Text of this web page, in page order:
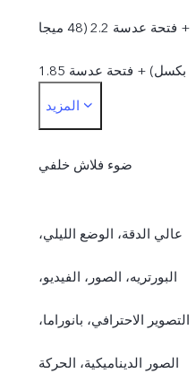
+ فتحة عدسة 2.2 (48 ميجا
بكسل) + فتحة عدسة 1.85
(12 ميجا بكسل) + فتحة
المزيد
ضوء فلاش خلفي
عالي الدقة، الوضع الليلي،
البورتريه، الصور، الفيديو،
التصوير الاحترافي، بانوراما،
الصور الديناميكية، الحركة